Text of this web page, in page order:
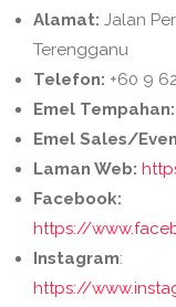
Alamat: Jalan
Terengganu
Telefon: +60 9
Emel Tempahan:
Emel Sales/
Laman Web:
Facebook:
https://
Instagram:
https://